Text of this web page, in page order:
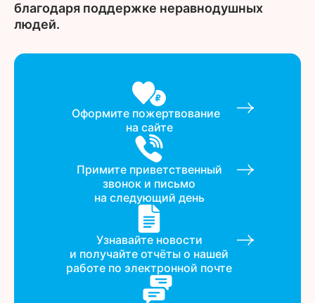
благодаря поддержке неравнодушных
людей.
Оформите пожертвование
на сайте
Примите приветственный
звонок и письмо
на следующий день
Узнавайте новости
и получайте отчёты о нашей
работе по электронной почте